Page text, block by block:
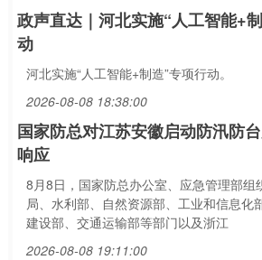
政声直达｜河北实施“人工智能+
动
河北实施“人工智能+制造”专项行动。
2026-08-08 18:38:00
国家防总对江苏安徽启动防汛防
响应
8月8日，国家防总办公室、应急管理部组
局、水利部、自然资源部、工业和信息化
建设部、交通运输部等部门以及浙江
2026-08-08 19:11:00